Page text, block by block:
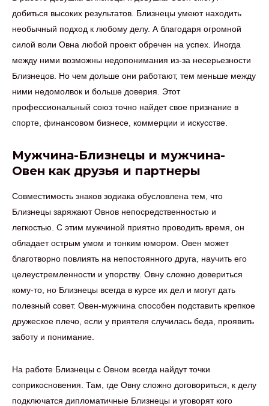
добиться высоких результатов. Близнецы умеют находить
необычный подход к любому делу. А благодаря огромной
силой воли Овна любой проект обречен на успех. Иногда
между ними возможны недопонимания из-за несерьезности
Близнецов. Но чем дольше они работают, тем меньше между
ними недомолвок и больше доверия. Этот
профессиональный союз точно найдет свое признание в
спорте, финансовом бизнесе, коммерции и искусстве.
Мужчина-Близнецы и мужчина-
Овен как друзья и партнеры
Совместимость знаков зодиака обусловлена тем, что
Близнецы заряжают Овнов непосредственностью и
легкостью. С этим мужчиной приятно проводить время, он
обладает острым умом и тонким юмором. Овен может
благотворно повлиять на непостоянного друга, научить его
целеустремленности и упорству. Овну сложно довериться
кому-то, но Близнецы всегда в курсе их дел и могут дать
полезный совет. Овен-мужчина способен подставить крепкое
дружеское плечо, если у приятеля случилась беда, проявить
заботу и понимание.
На работе Близнецы с Овном всегда найдут точки
соприкосновения. Там, где Овну сложно договориться, к делу
подключатся дипломатичные Близнецы и уговорят кого